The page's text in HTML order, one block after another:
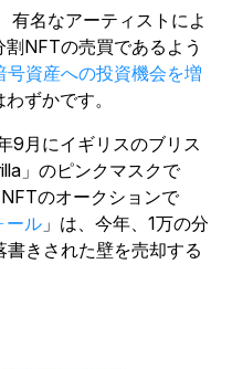
有名なアーティストによ
NFTの売買であるよう
資産への投資機会を増
ずかです。
9月にイギリスのブリス
」のピンクマスクで
のオークションで
ール 」は、今年、1万の分
きされた壁を売却する